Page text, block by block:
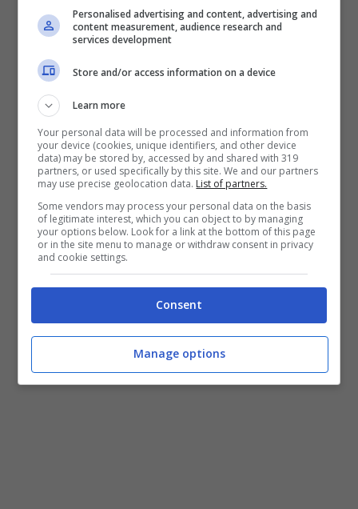
prossima estate: obiettivo
De Gea per la porta
Il prossimo big che potrebbe unirsi a questa
speciale lista di ottimi calciatori potrebbe
essere quello di DavidDe Gea, noto portiere
spagnolo che è rimasto svincolato la scorsa
estate dopo aver indossato per dodici anni la
maglia del Manchester United. A riportare di
questa voce di mercato è stato il giornalista
Ekrem Konur che parla di una
Personalised advertising and content, advertising and
content measurement, audience research and
services development
Store and/or access information on a device
Learn more
Your personal data will be processed and information from
your device (cookies, unique identifiers, and other device
data) may be stored by, accessed by and shared with 319
partners, or used specifically by this site. We and our partners
may use precise geolocation data. List of partners.
Some vendors may process your personal data on the basis
of legitimate interest, which you can object to by managing
your options below. Look for a link at the bottom of this page
or in the site menu to manage or withdraw consent in privacy
and cookie settings.
Consent
Manage options